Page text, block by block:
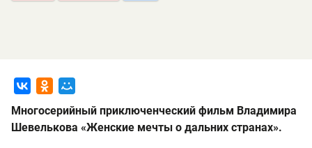
Многосерийный приключенческий фильм Владимира
Шевелькова «Женские мечты о дальних странах».